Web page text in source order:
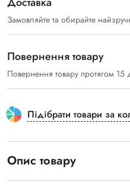
Замовляйте та обирайте
Повернення товару
Повернення товару протягом 15
Підібрати товари за
Опис товару